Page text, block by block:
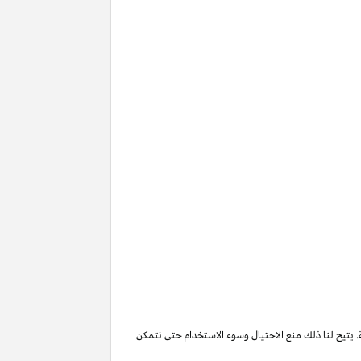
يتيح لنا ذلك منع الاحتيال وسوء الاستخدام حتى نتمكن